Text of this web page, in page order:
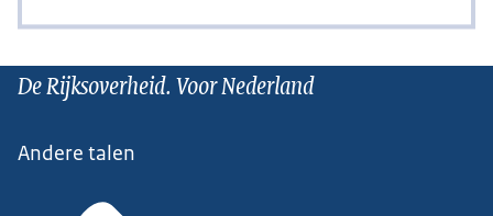
De Rijksoverheid. Voor Nederland
Andere talen